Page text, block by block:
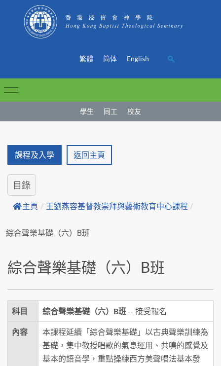
繁體 简体 English
學生 同工 校友
課程及入學 返回主頁
目錄
主頁 / 王劉燕容基督教崇拜與藝術教育中心課程 /
綜合聲樂基礎（六）B班
綜合聲樂基礎（六）B班
科目 綜合聲樂基礎（六）B班-- 接受報名
內容
本課程延續「綜合聲樂基礎」以古典聲樂訓練為
基礎，集中教授唱歌的氣息運用、共鳴的感覺及
基本的語音學，重點操練西方美聲唱法基本發